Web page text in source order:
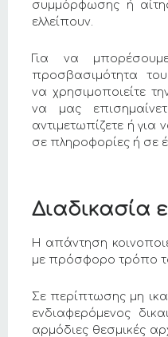
συμμόρφωσης ή
ελλείπουν.
Για να
προσβασιμότητα
να χρησιμοποιείτε
να μας
αντιμετωπίζετε ή
σε πληροφορίες ή σε
Διαδικασία
Η απάντηση
με πρόσφορο τρόπο
Σε περίπτωσης μη
ενδιαφερόμενος
αρμόδιες θεσμικές